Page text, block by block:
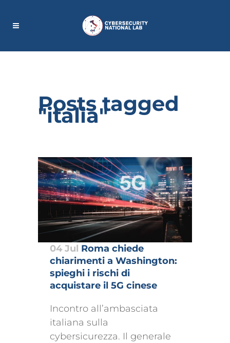
Posts tagged
"italia"
04 Jul Roma chiede
chiarimenti a Washington:
spieghi i rischi di
acquistare il 5G cinese
Incontro all’ambasciata
italiana sulla
cybersicurezza. Il generale